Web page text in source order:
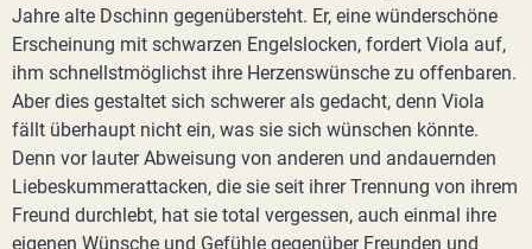
Jahre alte Dschinn gegenübersteht. Er, eine wünderschöne
Erscheinung mit schwarzen Engelslocken, fordert Viola auf,
ihm schnellstmöglichst ihre Herzenswünsche zu offenbaren.
Aber dies gestaltet sich schwerer als gedacht, denn Viola
fällt überhaupt nicht ein, was sie sich wünschen könnte.
Denn vor lauter Abweisung von anderen und andauernden
Liebeskummerattacken, die sie seit ihrer Trennung von ihrem
Freund durchlebt, hat sie total vergessen, auch einmal ihre
eigenen Wünsche und Gefühle gegenüber Freunden und